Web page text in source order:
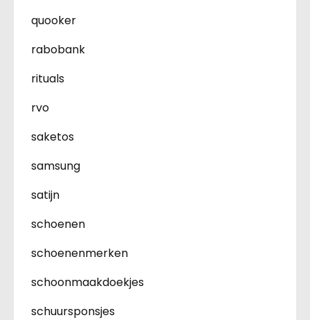
quooker
rabobank
rituals
rvo
saketos
samsung
satijn
schoenen
schoenenmerken
schoonmaakdoekjes
schuursponsjes